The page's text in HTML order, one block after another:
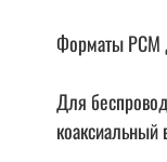
Форматы PCM
Для
коаксиальный